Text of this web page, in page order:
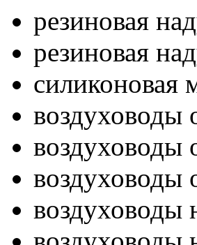
резиновая
резиновая
силиконовая
воздуховоды
воздуховоды
воздуховоды
воздуховоды